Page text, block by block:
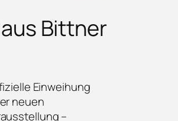
Bittner
Einweihung
neuen
–